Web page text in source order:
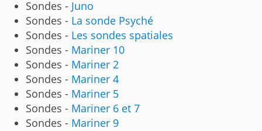
Sondes - Juno
Sondes - La sonde Psyché
Sondes - Les sondes spatiales
Sondes - Mariner 10
Sondes - Mariner 2
Sondes - Mariner 4
Sondes - Mariner 5
Sondes - Mariner 6 et 7
Sondes - Mariner 9